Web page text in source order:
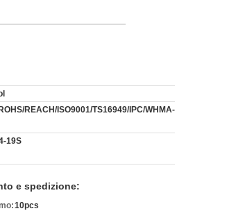
REACH/ISO9001/TS16949/IPC/WHMA-
19S
e spedizione:
10pcs